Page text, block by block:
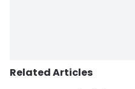
Related Articles